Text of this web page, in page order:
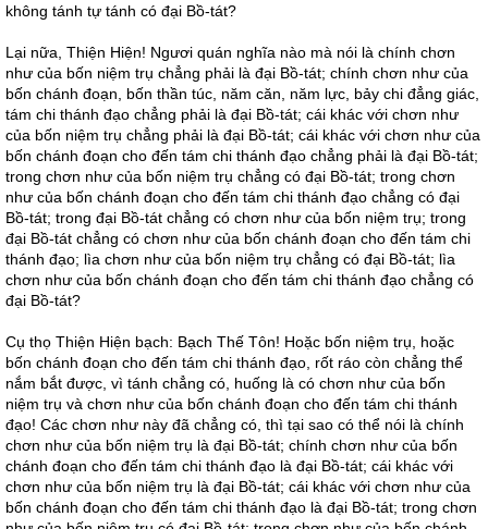
không tánh tự tánh có đại Bồ-tát?
Lại nữa, Thiện Hiện! Ngươi quán nghĩa nào mà nói là chính chơn
như của bốn niệm trụ chẳng phải là đại Bồ-tát; chính chơn như của
bốn chánh đoạn, bốn thần túc, năm căn, năm lực, bảy chi đẳng giác,
tám chi thánh đạo chẳng phải là đại Bồ-tát; cái khác với chơn như
của bốn niệm trụ chẳng phải là đại Bồ-tát; cái khác với chơn như của
bốn chánh đoạn cho đến tám chi thánh đạo chẳng phải là đại Bồ-tát;
trong chơn như của bốn niệm trụ chẳng có đại Bồ-tát; trong chơn
như của bốn chánh đoạn cho đến tám chi thánh đạo chẳng có đại
Bồ-tát; trong đại Bồ-tát chẳng có chơn như của bốn niệm trụ; trong
đại Bồ-tát chẳng có chơn như của bốn chánh đoạn cho đến tám chi
thánh đạo; lìa chơn như của bốn niệm trụ chẳng có đại Bồ-tát; lìa
chơn như của bốn chánh đoạn cho đến tám chi thánh đạo chẳng có
đại Bồ-tát?
Cụ thọ Thiện Hiện bạch: Bạch Thế Tôn! Hoặc bốn niệm trụ, hoặc
bốn chánh đoạn cho đến tám chi thánh đạo, rốt ráo còn chẳng thể
nắm bắt được, vì tánh chẳng có, huống là có chơn như của bốn
niệm trụ và chơn như của bốn chánh đoạn cho đến tám chi thánh
đạo! Các chơn như này đã chẳng có, thì tại sao có thể nói là chính
chơn như của bốn niệm trụ là đại Bồ-tát; chính chơn như của bốn
chánh đoạn cho đến tám chi thánh đạo là đại Bồ-tát; cái khác với
chơn như của bốn niệm trụ là đại Bồ-tát; cái khác với chơn như của
bốn chánh đoạn cho đến tám chi thánh đạo là đại Bồ-tát; trong chơn